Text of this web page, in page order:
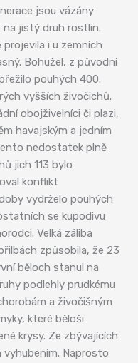
jsou vázány
na jistý druh rostlin.
i u zemních
Bohužel, z původní
pouhých 400.
vyšších živočichů.
obojživelníci či plazi,
havajským a jedním
nedostatek plně
jich 113 bylo
konflikt
vydrželo pouhých
se kupodivu
Velká záliba
způsobila, že 23
běloch stanul na
podlehly prudkému
a živočišným
které běloši
krysy. Ze zbývajících
Naprosto